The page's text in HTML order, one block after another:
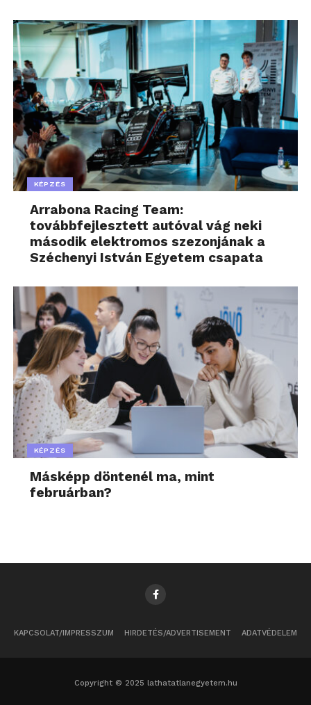
KÉPZÉS
Arrabona Racing Team:
továbbfejlesztett autóval vág neki
második elektromos szezonjának a
Széchenyi István Egyetem csapata
KÉPZÉS
Másképp döntenél ma, mint
februárban?
KAPCSOLAT/IMPRESSZUM HIRDETÉS/ADVERTISEMENT ADATVÉDELEM
Copyright © 2025 lathatatlanegyetem.hu